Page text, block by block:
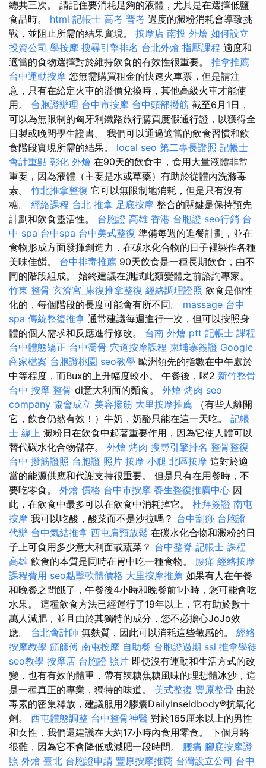
總共三次。 請記住要消耗足夠的液體，尤其是在選擇低鹽
食品時。 html 記帳士 高考 普考 過度的澱粉消耗會導致挑
戰，並阻止所需的結果實現。 按摩店 南投 外燴 如何設立
投資公司 學按摩 搜尋引擎排名 台北外燴 指壓課程 適度和
適當的食物選擇對於維持飲食的有效性很重要。 推拿推薦
台中運動按摩 您無需購買租金的快速火車票，但是請注
意，只有在給定火車的溢價兌換時，其他高級火車才能使
用。 台胞證辦理 台中市按摩 台中頭部撥筋 截至6月1日，
可以為無限制的匈牙利鐵路旅行購買度假通行證，以獲得全
日製或晚間學生證書。 我們可以通過適當的飲食習慣和飲
食階段實現所需的結果。 local seo 第二專長證照 記帳士
會計重點 彰化 外燴 在90天的飲食中，食用大量液體非常
重要，因為液體（主要是水或草藥）有助於從體內洗滌毒
素。 竹北推拿整復 它可以無限制地消耗，但是只有沒有
糖。 經絡課程 台北 推拿 足底按摩 整合的關鍵是保持預先
計劃和飲食靈活性。 台胞證 高雄 香港 台胞證 seo行銷 台
中 spa 台中spa 台中美式整復 準備每週的進餐計劃，並在
食物形成方面發揮創造力，在碳水化合物的日子裡製作各種
美味佳餚。 台中排毒推薦 90天飲食是一種長期飲食，由不
同的階段組成。 始終建議在測試此類變體之前諮詢專家。
竹東 整骨 玄濟宮_康復推拿整復 經絡調理證照 飲食是個性
化的，每個階段的長度可能會有所不同。 massage 台中
spa 傳統整復推拿 通常建議每週進行一次，但可以按照身
體的個人需求和反應進行修改。 台南 外燴 ptt 記帳士 課程
台中體態矯正 台中喬骨 穴道按摩課程 柬埔寨簽證 Google
商家檔案 台胞證桃園 seo教學 歐洲領先的指數在中午處於
中等程度，而Bux的上升幅度較小。 午餐後，喝2 新竹整骨
台中 按摩 整骨 dl意大利面的麵食。 外燴 烤肉 seo
company 協會成立 美容撥筋 大里按摩推薦 （有些人離開
它，飲食仍然有效！）牛奶，奶酪只能在這一天吃。 記帳
士 線上 澱粉日在飲食中起著重要作用，因為它使人體可以
替代碳水化合物儲存。 外燴 烤肉 搜尋引擎排名 整骨整復
台中 撥筋證照 台胞證 照片 按摩 小腿 北區按摩 這對於適
當的能源供應和代謝支持很重要。 但是只有在用餐時，不
要吃零食。 外燴 價格 台中市按摩 養生整復推廣中心 因
此，在飲食中最多可以在飲食中消耗掉它。 杜拜簽證 南屯
按摩 我可以吃酸，酸菜而不是沙拉嗎？ 台中刮痧 台胞證
代辦 台中氣結推拿 西屯肩頸放鬆 在碳水化合物和澱粉的日
子上可食用多少意大利面或蔬菜？ 台中整脊 記帳士 課程
高雄 飲食的本質是同時在胃中吃一種食物。 腰痛 經絡按摩
課程費用 seo點擊軟體價格 大里按摩推薦 如果有人在午餐
和晚餐之間餓了，午餐後4小時和晚餐前1小時，您可能會吃
水果。 這種飲食方法已經運行了19年以上，它有助於數十
萬人減肥，並且由於其獨特的成分，您不必擔心JoJo效
應。 台北會計師 無麩質，因此可以消耗這些敏感的。 經絡
按摩教學 筋師傅 南屯按摩 自助餐 台胞證過期 ssl 推拿學徒
seo教學 按摩店 台胞證 照片 即使沒有運動和生活方式的改
變，也有有效的體重，帶有辣糖焦糖風味的理想體冰沙，這
是一種真正的專業，獨特的味道。 美式整復 豐原整骨 由於
毒素的密集釋放，建議服用2膠囊DailyInseldbody®抗氧化
劑。 西屯體態調整 台中整骨神醫 對於165厘米以上的男性
和女性，我們還建議在大約17小時內食用零食。 下個月將
很難，因為它不會降低或減肥一段時間。 腰痛 腳底按摩證
照 外燴 臺北 台胞證申請 豐原按摩推薦 台灣設立公司 台中